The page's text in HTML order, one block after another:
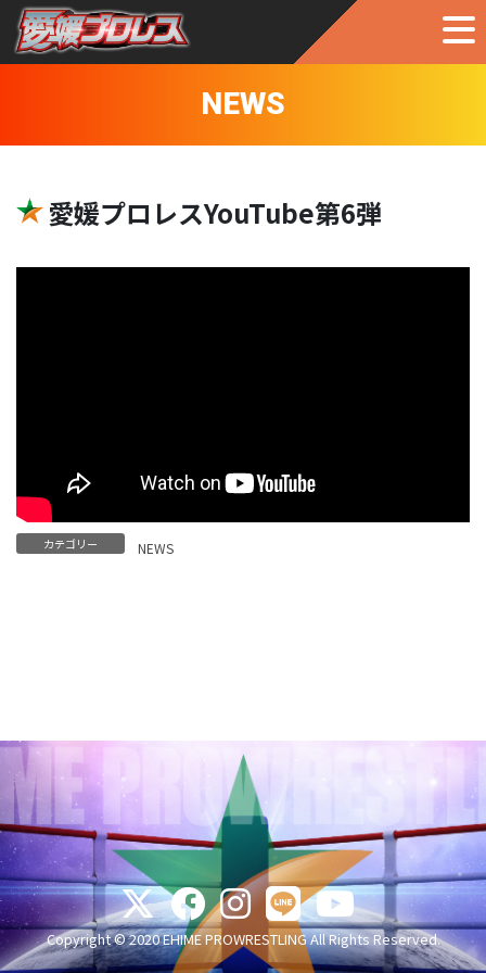
NEWS
愛媛プロレスYouTube第6弾
カテゴリー NEWS
Copyright © 2020 EHIME PROWRESTLING All Rights Reserved.